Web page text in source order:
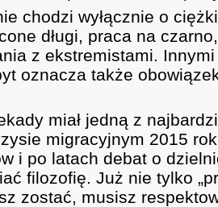
chodzi wyłącznie o
długi, praca na
z ekstremistami. Innymi
oznacza także
miał jedną z
migracyjnym 2015
i po latach debat o
filozofię. Już nie tylko
zostać, musisz